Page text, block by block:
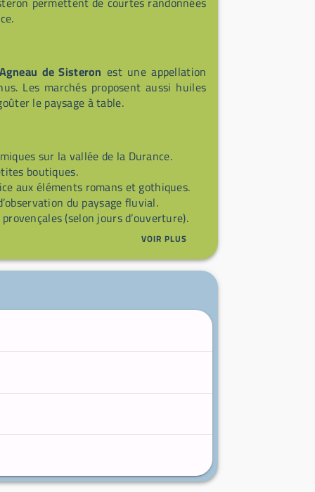
Agneau de Sisteron est une appellation
Les marchés proposent aussi huiles
le paysage à table.
sur la vallée de la Durance.
boutiques.
aux éléments romans et gothiques.
du paysage fluvial.
(selon jours d’ouverture).
VOIR PLUS